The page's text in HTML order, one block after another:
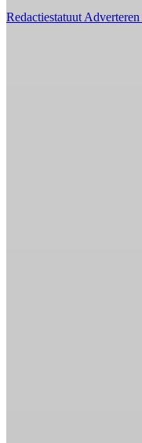
Redactiestatuut Adverteren